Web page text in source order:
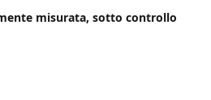
misurata, sotto controllo